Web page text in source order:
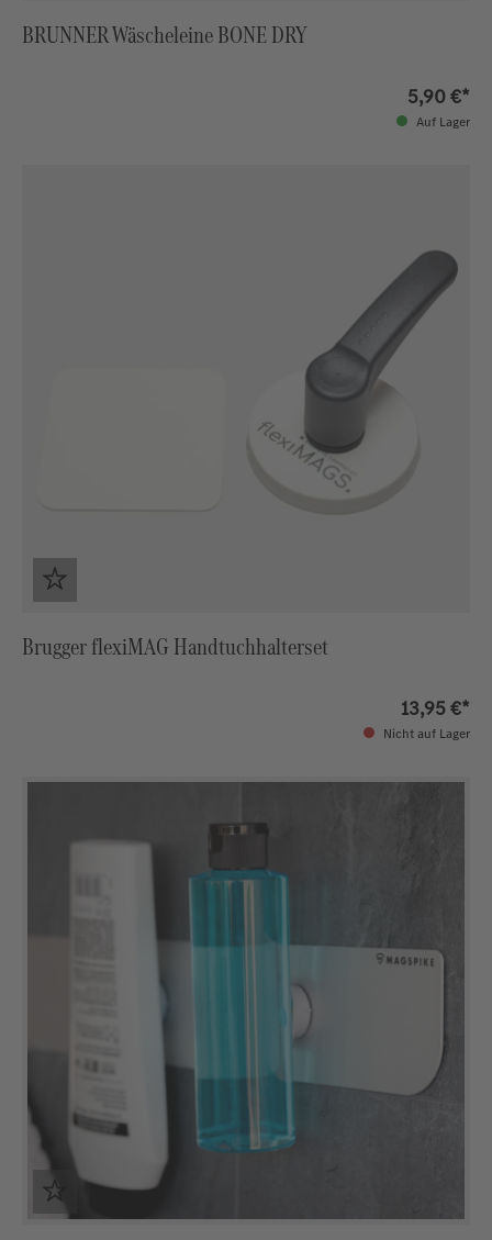
BRUNNER Wäscheleine BONE DRY
5,90 €*
Auf Lager
Brugger flexiMAG Handtuchhalterset
13,95 €*
Nicht auf Lager